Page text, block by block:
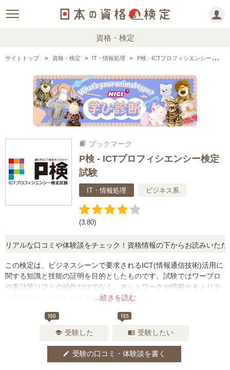
資格・検定
サイトトップ 資格・検定 IT・情報処理 P検 - ICTプロフィシエンシー検定試験の情報まとめ・口コミ・体験談
bookmarks ブックマーク
P検 - ICTプロフィシエンシー検定
試験
IT・情報処理 ビジネス系
(3.80)
な口コミや体験談をチェック！資格情報の下からお読みいただけ
...続きを読む
この検定は、ビジネスシーンで要求されるICT(情報通信技術)活用に
関する知識と技能の証明を目的としたものです。試験ではワープロ
や表計算ソフトの操作だけでなく、ネットワークや情報セキュリテ
190
school 受験した
195
menu_book 受験したい
edit 受験の口コミ・体験談を書く